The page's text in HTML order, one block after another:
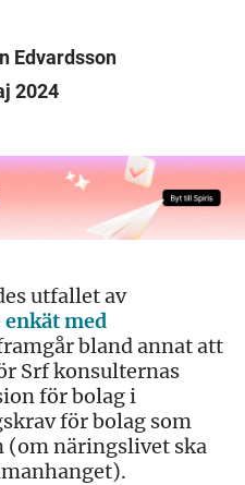
Edvardsson
2024
utfallet av
enkät med
bland annat att
Srf konsulternas
för bolag i
för bolag som
(om näringslivet ska